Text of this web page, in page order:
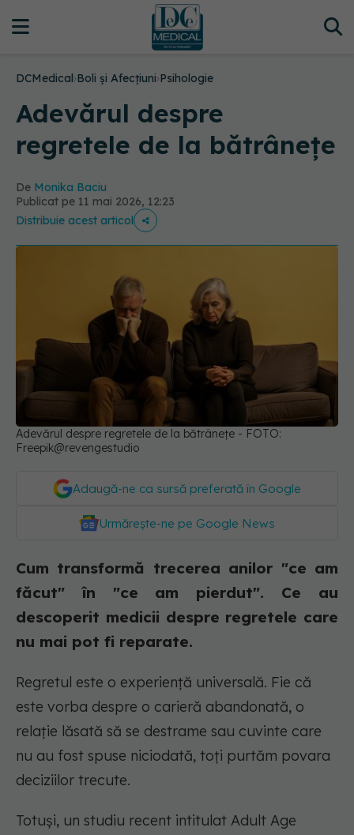
DCMedical›Boli și Afecțiuni›Psihologie
Adevărul despre
regretele de la bătrânețe
De Monika Baciu
Publicat pe 11 mai 2026, 12:23
Distribuie acest articol
Adevărul despre regretele de la bătrânețe - FOTO:
Freepik@revengestudio
Adaugă-ne ca sursă preferată în Google
Urmărește-ne pe Google News
Cum transformă trecerea anilor "ce am
făcut" în "ce am pierdut". Ce au
descoperit medicii despre regretele care
nu mai pot fi reparate.
Regretul este o experiență universală. Fie că
este vorba despre o carieră abandonată, o
relație lăsată să se destrame sau cuvinte care
nu au fost spuse niciodată, toți purtăm povara
deciziilor trecute.
Totuși, un studiu recent intitulat Adult Age